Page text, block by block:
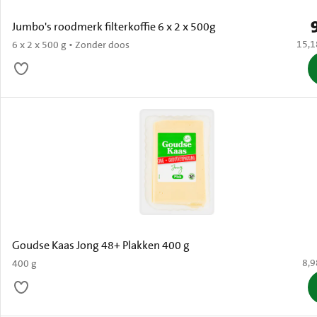
Jumbo's roodmerk filterkoffie 6 x 2 x 500g
6 x 2 x 500 g • Zonder doos €
Goudse Kaas Jong 48+ Plakken 400 g
400 g €